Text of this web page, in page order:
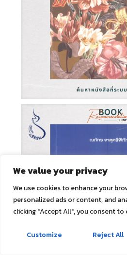
We value your privacy
We use cookies to enhance your
personalized ads or content, and
clicking "Accept All", you consent
Customize Reject All